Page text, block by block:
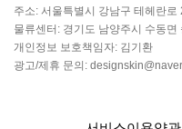
주소: 서울특별시 강남구 테헤란
물류센터: 경기도 남양주시 수동
개인정보 보호책임자: 김기환
광고/제휴 문의: